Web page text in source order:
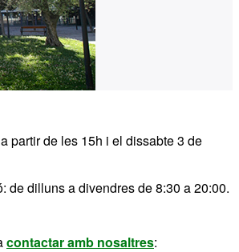
partir de les 15h i el dissabte 3 de
de dilluns a divendres de 8:30 a 20:00.
contactar amb nosaltres: